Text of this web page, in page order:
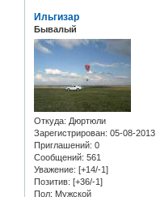
Ильгизар
Бывалый
Откуда: Дюртюли
Зарегистрирован: 05-08-2013
Приглашений: 0
Сообщений: 561
Уважение: [+14/-1]
Позитив: [+36/-1]
Пол: Мужской